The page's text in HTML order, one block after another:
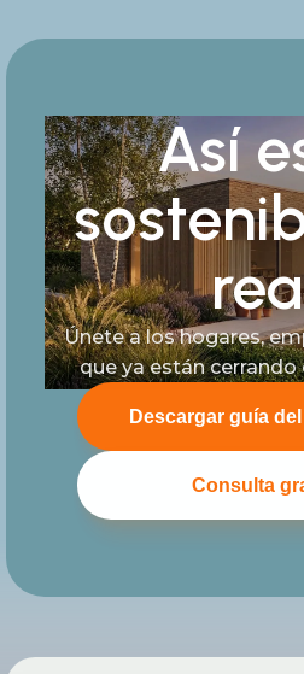
Así
Únete a los hogares,
que ya están cerrando
Descargar guía
Consulta